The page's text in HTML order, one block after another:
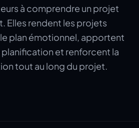
à comprendre un projet
Elles rendent les projets
plan émotionnel, apportent
et renforcent la
tout au long du projet.